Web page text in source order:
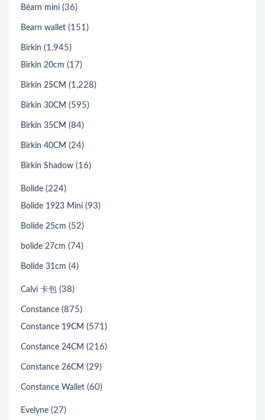
Béarn mini (36)
Bearn wallet (151)
Birkin (1,945)
Birkin 20cm (17)
Birkin 25CM (1,228)
Birkin 30CM (595)
Birkin 35CM (84)
Birkin 40CM (24)
Birkin Shadow (16)
Bolide (224)
Bolide 1923 Mini (93)
Bolide 25cm (52)
bolide 27cm (74)
Bolide 31cm (4)
Calvi 卡包 (38)
Constance (875)
Constance 19CM (571)
Constance 24CM (216)
Constance 26CM (29)
Constance Wallet (60)
Evelyne (27)